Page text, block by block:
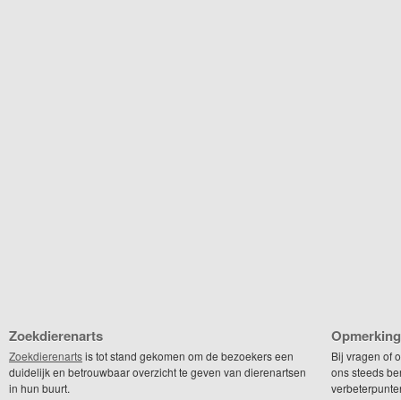
Zoekdierenarts
Zoekdierenartsis tot stand gekomen om de bezoekers een
duidelijk en betrouwbaar overzicht te geven van dierenartsen
in hun buurt.
Bij vragen of
ons steeds